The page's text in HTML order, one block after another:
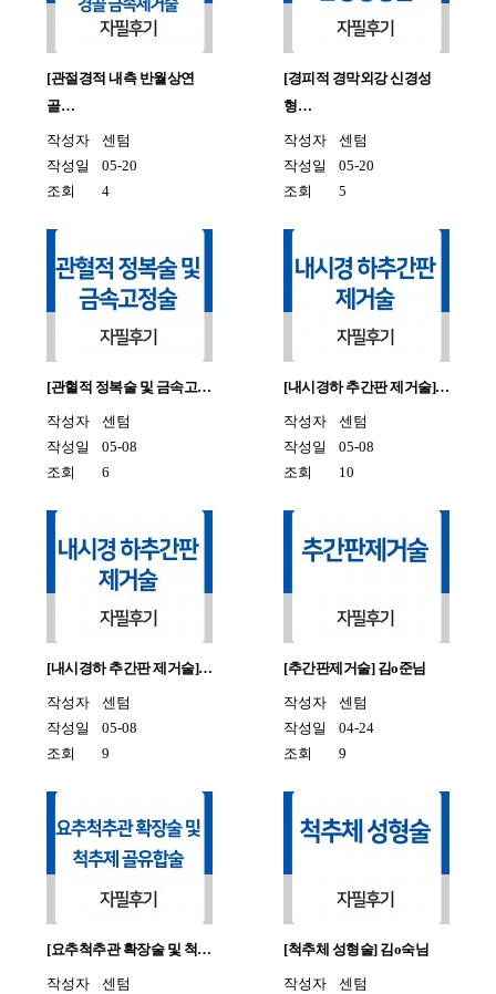
[관절경적 내측 반월상연
골…
작성자
센텀
작성일
05-20
조회
4
[경피적 경막외강 신경성
형…
작성자
센텀
작성일
05-20
조회
5
[관혈적 정복술 및 금속고…
작성자
센텀
작성일
05-08
조회
6
[내시경하 추간판 제거술]…
작성자
센텀
작성일
05-08
조회
10
[내시경하 추간판 제거술]…
작성자
센텀
작성일
05-08
조회
9
[추간판제거술] 김o준님
작성자
센텀
작성일
04-24
조회
9
[요추척추관 확장술 및 척…
작성자
센텀
[척추체 성형술] 김o숙님
작성자
센텀